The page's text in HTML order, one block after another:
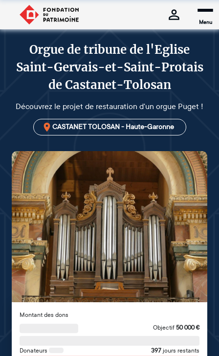
Menu
Orgue de tribune de l'Eglise
Saint-Gervais-et-Saint-Protais
de Castanet-Tolosan
Découvrez le projet de restauration d'un orgue Puget !
CASTANET TOLOSAN - Haute-Garonne
Montant des dons
Objectif 50 000€
Donateurs 397 jours restants